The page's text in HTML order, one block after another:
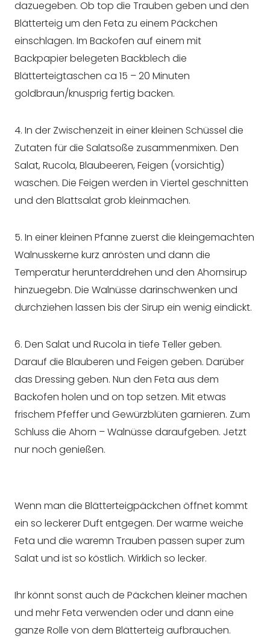
dazuegeben. Ob top die Trauben geben und den
Blätterteig um den Feta zu einem Päckchen
einschlagen. Im Backofen auf einem mit
Backpapier belegeten Backblech die
Blätterteigtaschen ca 15 – 20 Minuten
goldbraun/knusprig fertig backen.
4. In der Zwischenzeit in einer kleinen Schüssel die
Zutaten für die Salatsoße zusammenmixen. Den
Salat, Rucola, Blaubeeren, Feigen (vorsichtig)
waschen. Die Feigen werden in Viertel geschnitten
und den Blattsalat grob kleinmachen.
5. In einer kleinen Pfanne zuerst die kleingemachten
Walnusskerne kurz anrösten und dann die
Temperatur herunterddrehen und den Ahornsirup
hinzuegebn. Die Walnüsse darinschwenken und
durchziehen lassen bis der Sirup ein wenig eindickt.
6. Den Salat und Rucola in tiefe Teller geben.
Darauf die Blauberen und Feigen geben. Darüber
das Dressing geben. Nun den Feta aus dem
Backofen holen und on top setzen. Mit etwas
frischem Pfeffer und Gewürzblüten garnieren. Zum
Schluss die Ahorn – Walnüsse daraufgeben. Jetzt
nur noch genießen.
Wenn man die Blätterteigpäckchen öffnet kommt
ein so leckerer Duft entgegen. Der warme weiche
Feta und die waremn Trauben passen super zum
Salat und ist so köstlich. Wirklich so lecker.
Ihr könnt sonst auch de Päckchen kleiner machen
und mehr Feta verwenden oder und dann eine
ganze Rolle von dem Blätterteig aufbrauchen.